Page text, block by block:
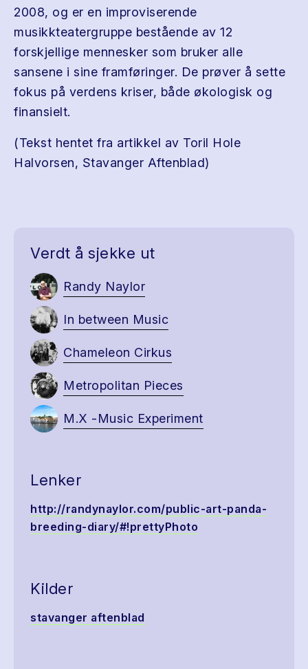
2008, og er en improviserende
musikkteatergruppe bestående av 12
forskjellige mennesker som bruker alle
sansene i sine framføringer. De prøver å sette
fokus på verdens kriser, både økologisk og
finansielt.
(Tekst hentet fra artikkel av Toril Hole
Halvorsen, Stavanger Aftenblad)
Verdt å sjekke ut
Randy Naylor
In between Music
Chameleon Cirkus
Metropolitan Pieces
M.X -Music Experiment
Lenker
http://randynaylor.com/public-art-panda-
breeding-diary/#!prettyPhoto
Kilder
stavanger aftenblad